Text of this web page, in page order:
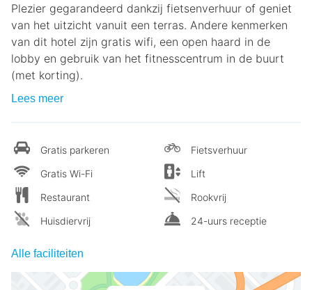
Plezier gegarandeerd dankzij fietsenverhuur of geniet
van het uitzicht vanuit een terras. Andere kenmerken
van dit hotel zijn gratis wifi, een open haard in de
lobby en gebruik van het fitnesscentrum in de buurt
(met korting).
Lees meer
Gratis parkeren
Gratis Wi-Fi
Restaurant
Huisdiervrij
Fietsverhuur
Lift
Rookvrij
24-uurs receptie
Alle faciliteiten